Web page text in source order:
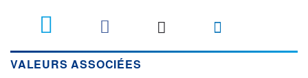
VALEURS ASSOCIÉES